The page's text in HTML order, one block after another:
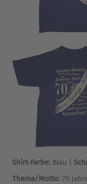
Shirt-Farbe: Blau |
Thema/Motto: 70